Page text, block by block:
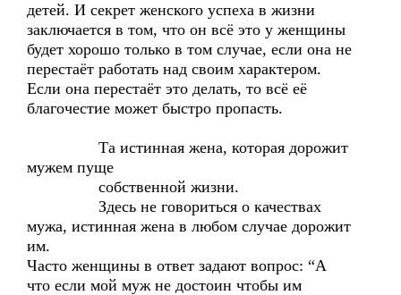
детей. И секрет женского успеха в жизни
заключается в том, что он всё это у женщины
будет хорошо только в том случае, если она не
перестаёт работать над своим характером.
Если она перестаёт это делать, то всё её
благочестие может быстро пропасть.
Та истинная жена, которая дорожит
мужем пуще
собственной жизни.
Здесь не говориться о качествах
мужа, истинная жена в любом случае дорожит
им.
Часто женщины в ответ задают вопрос: “А
что если мой муж не достоин чтобы им